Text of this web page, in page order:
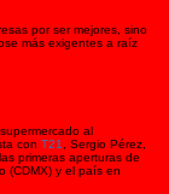
por ser mejores, sino
más exigentes a raíz
al
con T21
, Sergio Pérez,
primeras aperturas de
(CDMX) y el país en